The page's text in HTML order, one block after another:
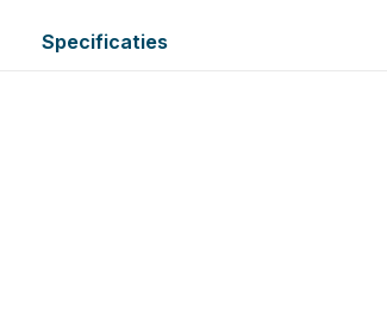
Specificaties